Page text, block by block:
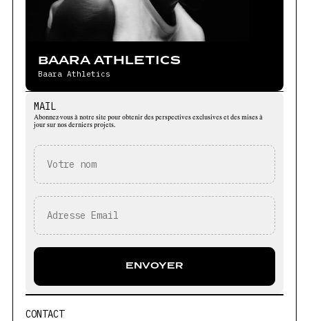
BAARA ATHLETICS
Baara Athletics
MAIL
Abonnez-vous à notre site pour obtenir des perspectives exclusives et des mises à
jour sur nos derniers projets.
CONTACT